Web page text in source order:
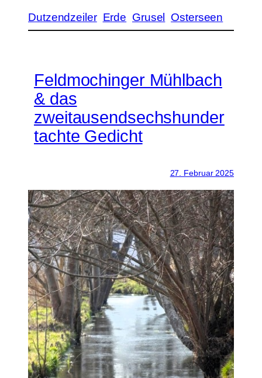
Dutzendzeiler Erde Grusel Osterseen
Feldmochinger Mühlbach
& das
zweitausendsechshunder
tachte Gedicht
27. Februar 2025